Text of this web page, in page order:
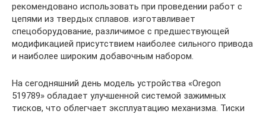
рекомендовано использовать при проведении работ с
цепями из твердых сплавов. изготавливает
спецоборудование, различимое с предшествующей
модификацией присутствием наиболее сильного привода
и наиболее широким добавочным набором.
На сегодняшний день модель устройства «Oregon
519789» обладает улучшенной системой зажимных
тисков, что облегчает эксплуатацию механизма. Тиски